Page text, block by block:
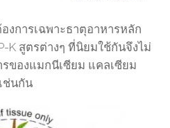
งการเฉพาะธาตุอาหารหลัก
K สูตรต่างๆ ที่นิยมใช้กันจึงไม่
รของแมกนีเซียม แคลเซียม
ช่นกัน